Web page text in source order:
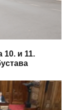
10. и 11.